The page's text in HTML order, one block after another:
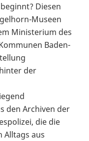
Diesen
Museen
Ministerium des
Baden-
hinter der
den Archiven der
die die
Alltags aus